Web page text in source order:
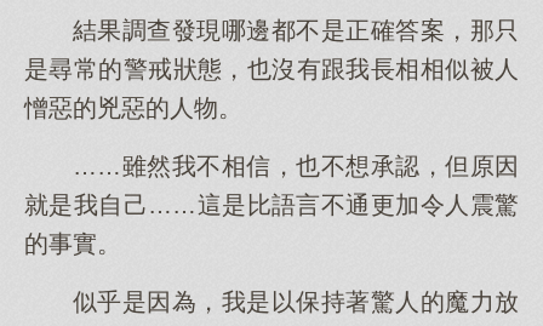
結果調查發現哪邊都不是正確答案，那只
是尋常的警戒狀態，也沒有跟我長相相似被人
憎惡的兇惡的人物。
……雖然我不相信，也不想承認，但原因
就是我自己……這是比語言不通更加令人震驚
的事實。
似乎是因為，我是以保持著驚人的魔力放